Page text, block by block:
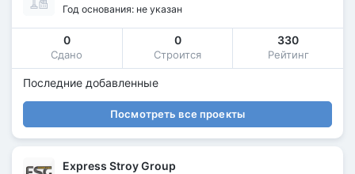
Год основания: не указан
0
Сдано
0
Строится
330
Рейтинг
Последние добавленные
Посмотреть все проекты
Express Stroy Group